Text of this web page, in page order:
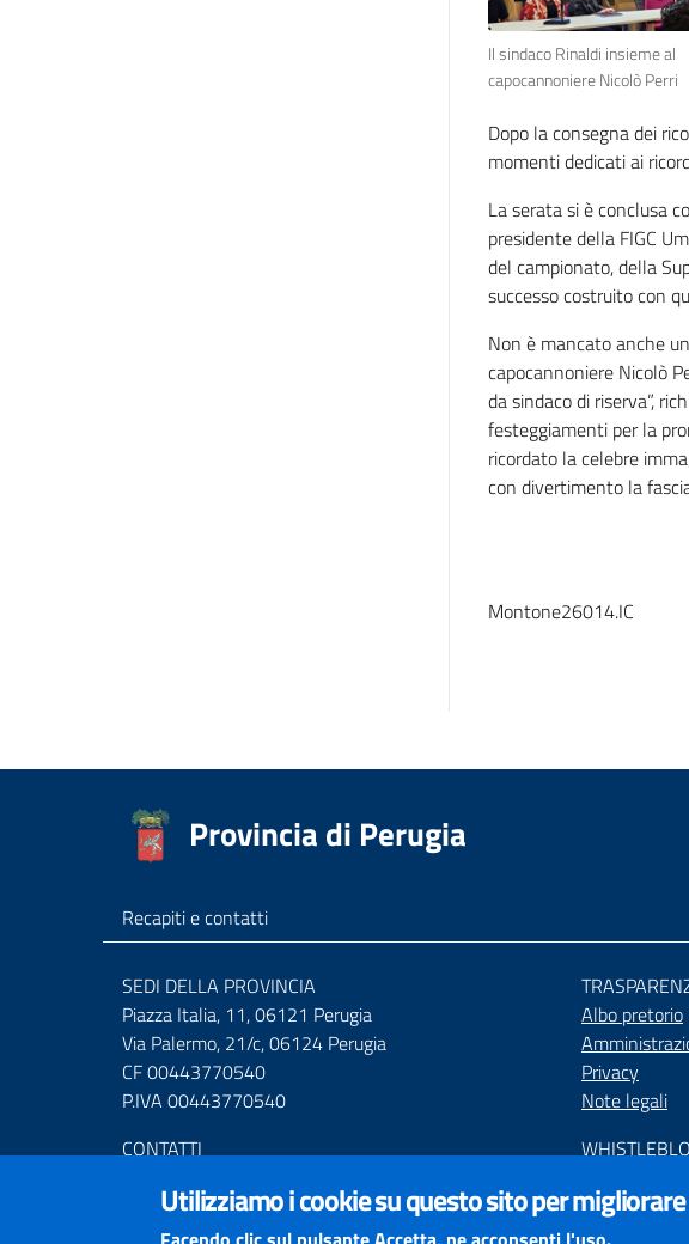
Il sindaco Rinaldi insieme al
capocannoniere Nicolò Perri
Dopo la consegna dei
momenti dedicati ai
La serata si è conclusa
presidente della FIGC
del campionato, della
successo costruito con
Non è mancato anche
capocannoniere Nicolò
da sindaco di riserva”,
festeggiamenti per la
ricordato la celebre
con divertimento la
Montone26014.IC
Provincia di Perugia
Recapiti e contatti
SEDI DELLA PROVINCIA
Piazza Italia, 11, 06121 Perugia
Via Palermo, 21/c, 06124 Perugia
CF 00443770540
P.IVA 00443770540
CONTATTI
Numero Verde 800.01.3474
Mail URPurprov@provincia.perugia.it
Albo pretorio
Privacy
Note legali
ACCESSIBILIT
Utilizziamo i cookie su questo sito per